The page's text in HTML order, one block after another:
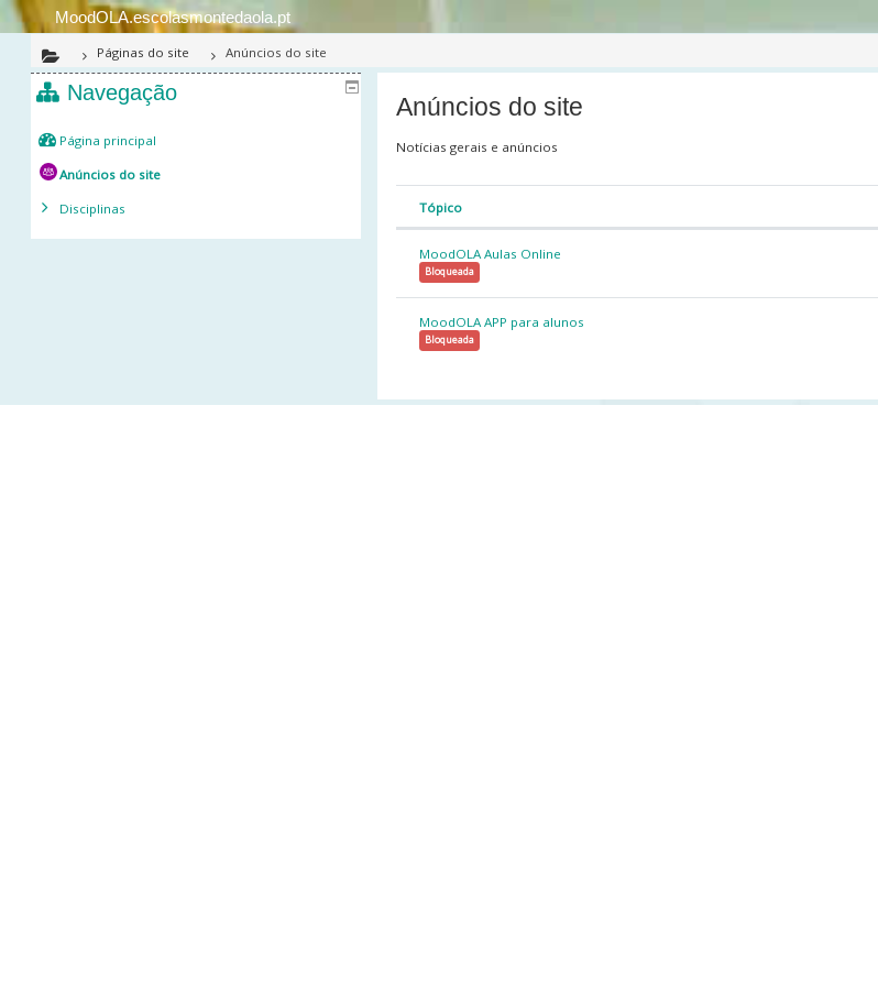
Ir para o conteúdo principal
MoodOLA.escolasmontedaola.pt
Páginas do site Anúncios do site
Anúncios do site
Notícias gerais e anúncios
Lista de tópicos. A mostrar 2 de 2 tópicos
Estado
Tópico
MoodOLA Aulas Online
Bloqueada
MoodOLA APP para alunos
Bloqueada
Navegação
Página principal
Anúncios do site
Disciplinas